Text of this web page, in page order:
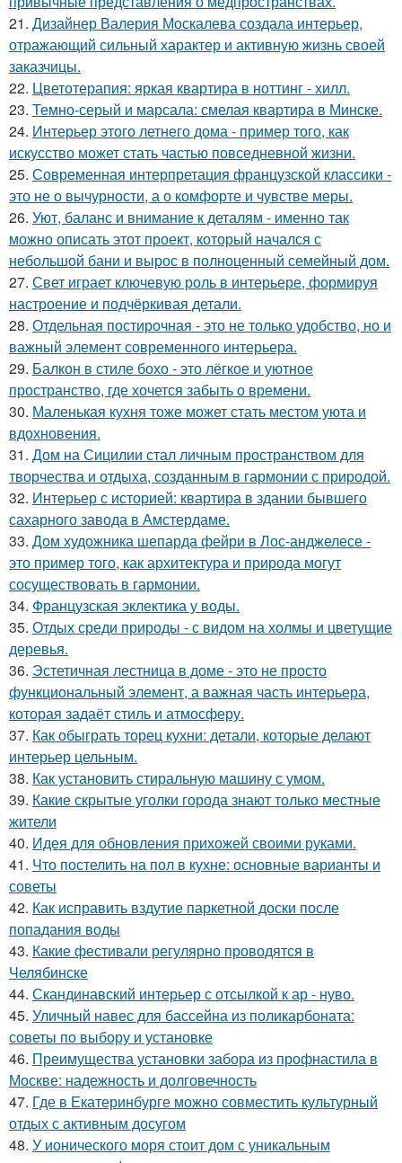
21. Дизайнер Валерия Москалева создала интерьер,
отражающий сильный характер и активную жизнь своей
заказчицы.
22. Цветотерапия: яркая квартира в ноттинг - хилл.
23. Темно-серый и марсала: смелая квартира в Минске.
24. Интерьер этого летнего дома - пример того, как
искусство может стать частью повседневной жизни.
25. Современная интерпретация французской классики -
это не о вычурности, а о комфорте и чувстве меры.
26. Уют, баланс и внимание к деталям - именно так
можно описать этот проект, который начался с
небольшой бани и вырос в полноценный семейный дом.
27. Свет играет ключевую роль в интерьере, формируя
настроение и подчёркивая детали.
28. Отдельная постирочная - это не только удобство, но и
важный элемент современного интерьера.
29. Балкон в стиле бохо - это лёгкое и уютное
пространство, где хочется забыть о времени.
30. Маленькая кухня тоже может стать местом уюта и
вдохновения.
31. Дом на Сицилии стал личным пространством для
творчества и отдыха, созданным в гармонии с природой.
32. Интерьер с историей: квартира в здании бывшего
сахарного завода в Амстердаме.
33. Дом художника шепарда фейри в Лос-анджелесе -
это пример того, как архитектура и природа могут
сосуществовать в гармонии.
34. Французская эклектика у воды.
35. Отдых среди природы - с видом на холмы и цветущие
деревья.
36. Эстетичная лестница в доме - это не просто
функциональный элемент, а важная часть интерьера,
которая задаёт стиль и атмосферу.
37. Как обыграть торец кухни: детали, которые делают
интерьер цельным.
38. Как установить стиральную машину с умом.
39. Какие скрытые уголки города знают только местные
жители
40. Идея для обновления прихожей своими руками.
41. Что постелить на пол в кухне: основные варианты и
советы
42. Как исправить вздутие паркетной доски после
попадания воды
43. Какие фестивали регулярно проводятся в
Челябинске
44. Скандинавский интерьер с отсылкой к ар - нуво.
45. Уличный навес для бассейна из поликарбоната:
советы по выбору и установке
46. Преимущества установки забора из профнастила в
Москве: надежность и долговечность
47. Где в Екатеринбурге можно совместить культурный
отдых с активным досугом
48. У ионического моря стоит дом с уникальным